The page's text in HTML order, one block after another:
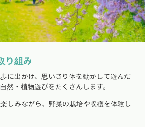
り組み
に出かけ、思いきり体を動かして遊んだ
然・植物遊びをたくさんします。
しみながら、野菜の栽培や収穫を体験し